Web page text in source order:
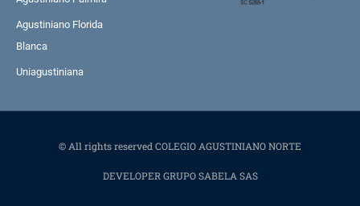
Agustiniano Florida
Blanca
Uniagustiniana
© All rights reserved COLEGIO AGUSTINIANO NORTE
DEVELOPER GRUPO SABELA SAS